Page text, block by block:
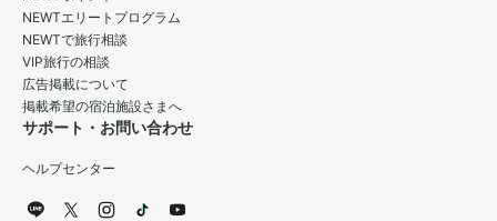
NEWTエリートプログラム
NEWTで旅行相談
VIP旅行の相談
広告掲載について
掲載希望の宿泊施設さまへ
サポート・お問い合わせ
ヘルプセンター